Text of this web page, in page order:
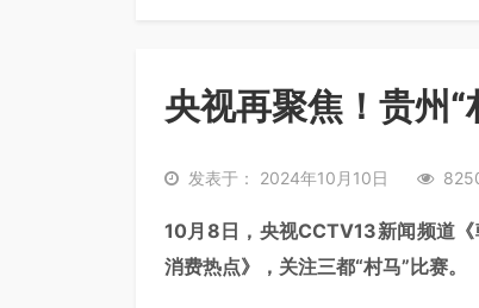
央视再聚焦！贵州“
发表于： 2024年10月10日
10月8日，央视CCTV13新闻频道《
消费热点》，关注三都“村马”比赛。